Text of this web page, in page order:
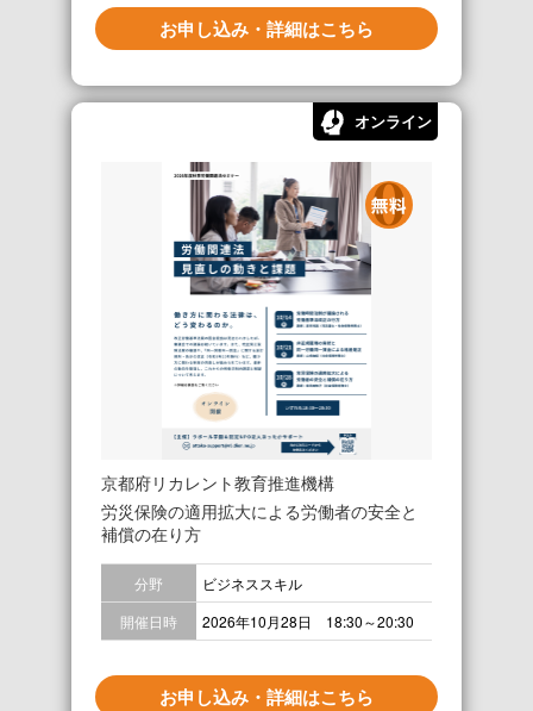
お申し込み・詳細はこちら
オンライン
京都府リカレント教育推進機構
労災保険の適用拡大による労働者の安全と
補償の在り方
分野
ビジネススキル
開催日時
2026年10月28日 18:30～20:30
お申し込み・詳細はこちら